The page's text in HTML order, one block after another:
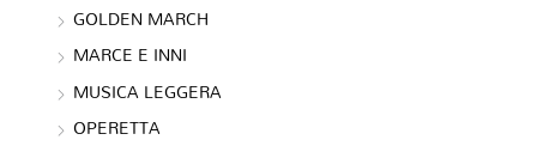
GOLDEN MARCH
MARCE E INNI
MUSICA LEGGERA
OPERETTA